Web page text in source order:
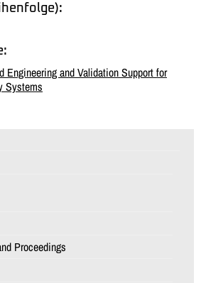
Engineering and Validation Support for
Systems
Proceedings